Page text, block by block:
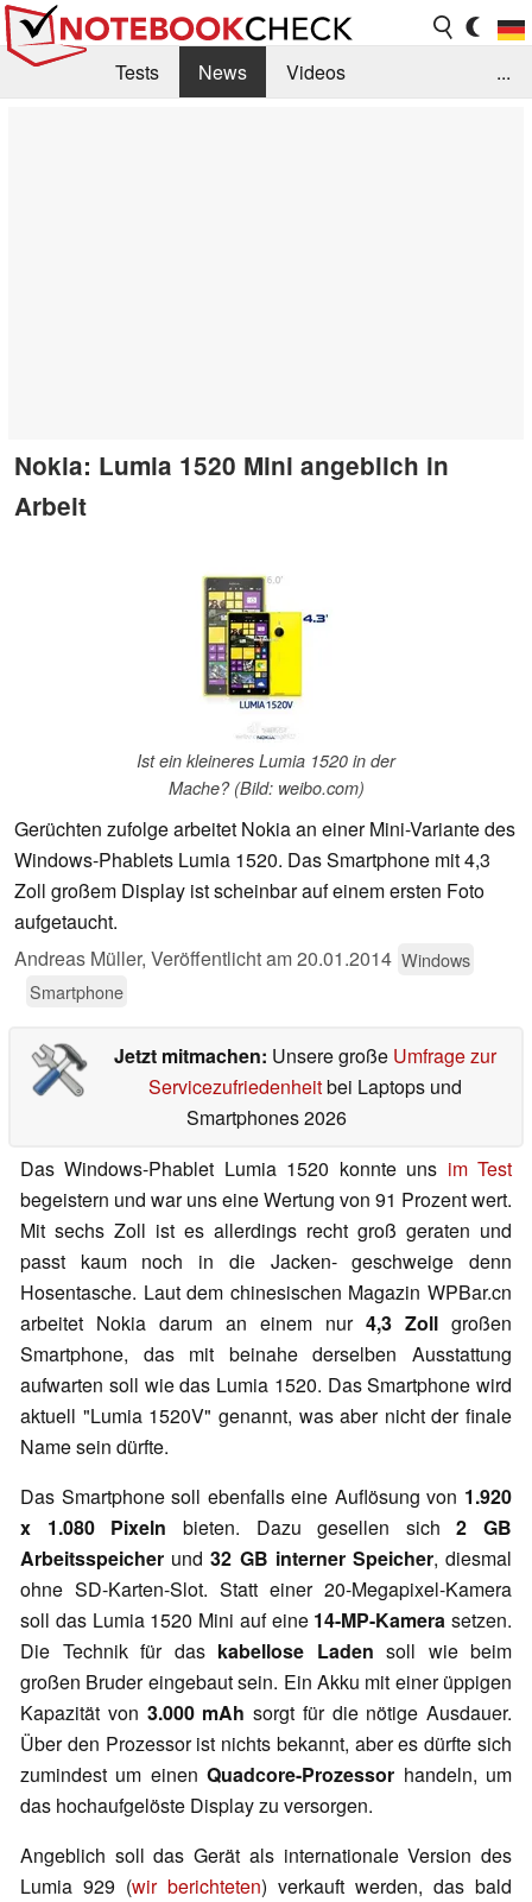
Tests News
Videos
...
Nokia: Lumia 1520 Mini angeblich in
Arbeit
Ist ein kleineres Lumia 1520 in der
Mache? (Bild: weibo.com)
Gerüchten zufolge arbeitet Nokia an einer Mini-Variante des
Windows-Phablets Lumia 1520. Das Smartphone mit 4,3
Zoll großem Display ist scheinbar auf einem ersten Foto
aufgetaucht.
Andreas Müller, Veröffentlicht am20.01.2014 Windows
Smartphone
Jetzt mitmachen: Unsere große Umfrage zur
Servicezufriedenheitbei Laptops und
Smartphones 2026
Das Windows-Phablet Lumia 1520 konnte uns im Test
begeistern und war uns eine Wertung von 91 Prozent wert.
Mit sechs Zoll ist es allerdings recht groß geraten und
passt kaum noch in die Jacken- geschweige denn
Hosentasche. Laut dem chinesischen Magazin WPBar.cn
arbeitet Nokia darum an einem nur 4,3 Zoll großen
Smartphone, das mit beinahe derselben Ausstattung
aufwarten soll wie das Lumia 1520. Das Smartphone wird
aktuell "Lumia 1520V" genannt, was aber nicht der finale
Name sein dürfte.
Das Smartphone soll ebenfalls eine Auflösung von 1.920
x 1.080 Pixeln bieten. Dazu gesellen sich2 GB
Arbeitsspeicher und32 GB interner Speicher, diesmal
ohne SD-Karten-Slot. Statt einer 20-Megapixel-Kamera
soll das Lumia 1520 Mini auf eine 14-MP-Kamera setzen.
Die Technik für das kabellose Laden soll wie beim
großen Bruder eingebaut sein. Ein Akku mit einer üppigen
Kapazität von 3.000 mAh sorgt für die nötige Ausdauer.
Über den Prozessor ist nichts bekannt, aber es dürfte sich
zumindest um einenQuadcore-Prozessor handeln, um
das hochaufgelöste Display zu versorgen.
Angeblich soll das Gerät als internationale Version des
Lumia 929 (wir berichteten) verkauft werden, das bald